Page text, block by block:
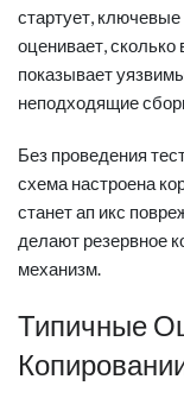
стартует,
оценивает, сколько
показывает
неподходящие
Без проведения
схема настроена
станет ап икс
делают резервное
механизм.
Типичные